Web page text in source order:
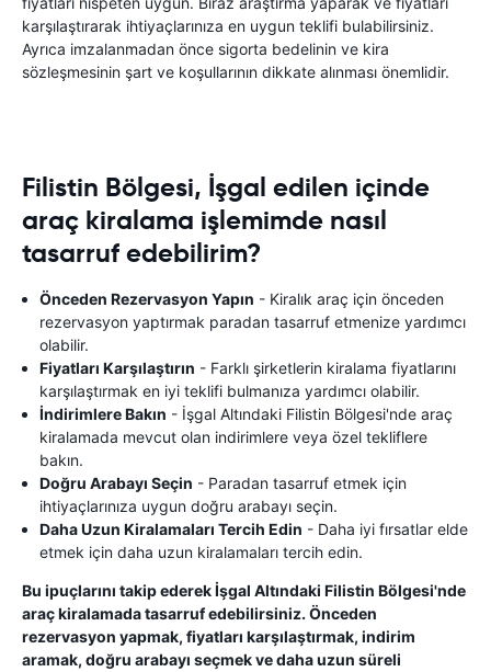
karşılaştırarak ihtiyaçlarınıza en uygun teklifi bulabilirsiniz.
Ayrıca imzalanmadan önce sigorta bedelinin ve kira
sözleşmesinin şart ve koşullarının dikkate alınması önemlidir.
Filistin Bölgesi, İşgal edilen içinde
araç kiralama işlemimde nasıl
tasarruf edebilirim?
Önceden Rezervasyon Yapın - Kiralık araç için önceden
rezervasyon yaptırmak paradan tasarruf etmenize yardımcı
olabilir.
Fiyatları Karşılaştırın - Farklı şirketlerin kiralama fiyatlarını
karşılaştırmak en iyi teklifi bulmanıza yardımcı olabilir.
İndirimlere Bakın - İşgal Altındaki Filistin Bölgesi'nde araç
kiralamada mevcut olan indirimlere veya özel tekliflere
bakın.
Doğru Arabayı Seçin - Paradan tasarruf etmek için
ihtiyaçlarınıza uygun doğru arabayı seçin.
Daha Uzun Kiralamaları Tercih Edin - Daha iyi fırsatlar elde
etmek için daha uzun kiralamaları tercih edin.
Bu ipuçlarını takip ederek İşgal Altındaki Filistin Bölgesi'nde
araç kiralamada tasarruf edebilirsiniz. Önceden
rezervasyon yapmak, fiyatları karşılaştırmak, indirim
aramak, doğru arabayı seçmek ve daha uzun süreli